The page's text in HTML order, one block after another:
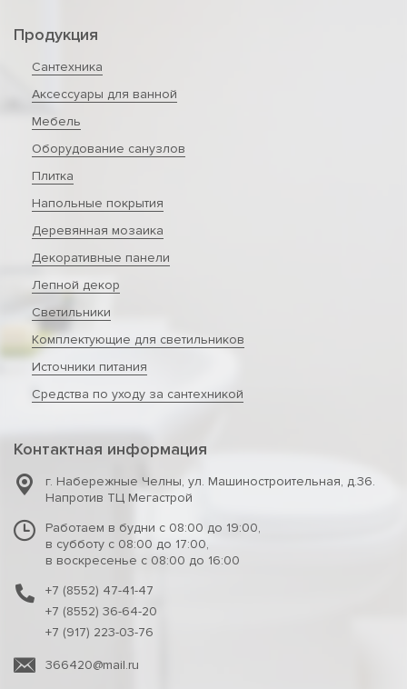
Продукция
Сантехника
Аксессуары для ванной
Мебель
Оборудование санузлов
Плитка
Напольные покрытия
Деревянная мозаика
Декоративные панели
Лепной декор
Светильники
Комплектующие для светильников
Источники питания
Средства по уходу за сантехникой
Контактная информация
г. Набережные Челны, ул. Машиностроительная, д.36.
Напротив ТЦ Мегастрой
Работаем в будни с 08:00 до 19:00,
в субботу с 08:00 до 17:00,
в воскресенье с 08:00 до 16:00
+7 (8552) 47-41-47
+7 (8552) 36-64-20
+7 (917) 223-03-76
366420@mail.ru